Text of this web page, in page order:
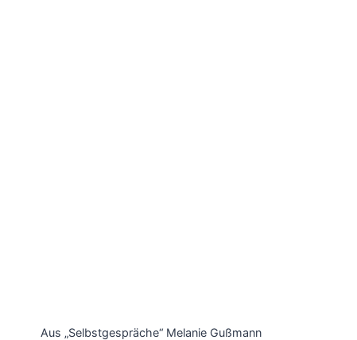
Aus „Selbstgespräche“ Melanie Gußmann